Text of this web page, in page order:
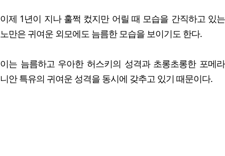
이제 1년이 지나 훌쩍 컸지만 어릴 때 모습을 간직하고 있는
노만은 귀여운 외모에도 늠름한 모습을 보이기도 한다.
이는 늠름하고 우아한 허스키의 성격과 초롱초롱한 포메라
니안 특유의 귀여운 성격을 동시에 갖추고 있기 때문이다.